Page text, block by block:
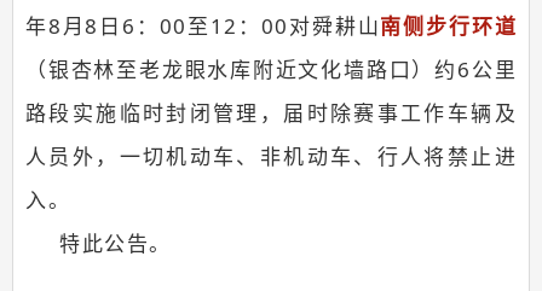
年8月8日6：00至12：00对舜耕山南侧步行环道
（银杏林至老龙眼水库附近文化墙路口）约6公里
路段实施临时封闭管理，届时除赛事工作车辆及
人员外，一切机动车、非机动车、行人将禁止进
入。
特此公告。